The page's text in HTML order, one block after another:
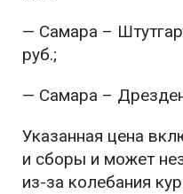
— Самара –
руб.;
— Самара –
Указанная цена
и сборы и может
из-за колебания